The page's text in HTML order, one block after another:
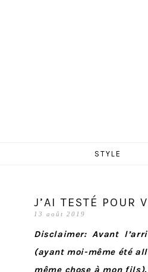
STYLE
J’AI TESTÉ POUR
13 août 2019
Disclaimer: Avant
(ayant moi-même été
même chose à mon